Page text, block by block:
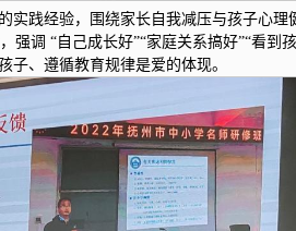
实践经验，围绕家长自我减压与孩子心理
强调 “自己成长好”“家庭关系搞好”“看到
子、遵循教育规律是爱的体现。